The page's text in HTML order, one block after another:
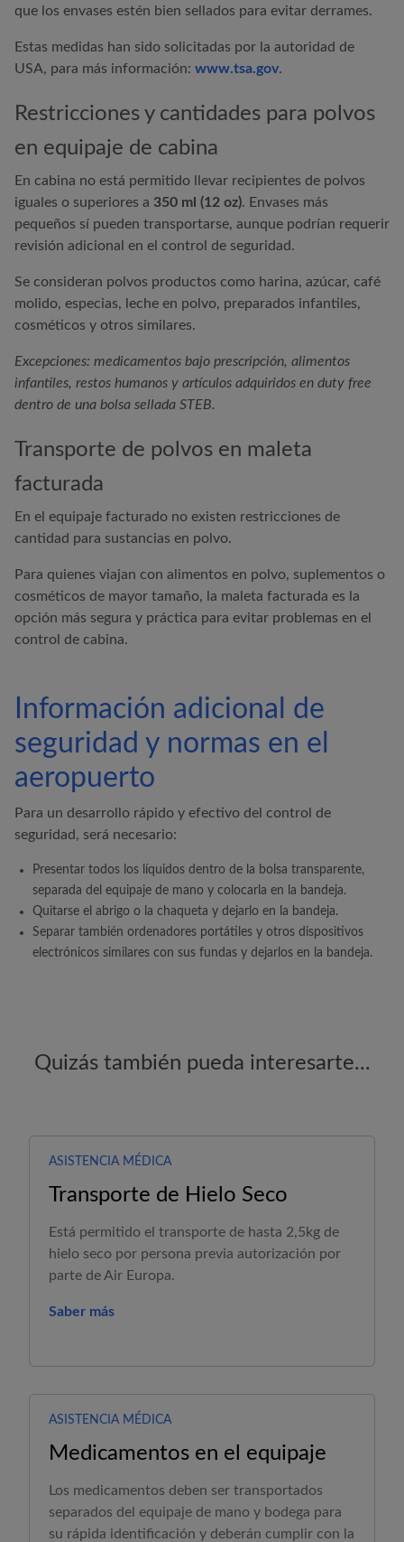
que los envases estén bien sellados para evitar derrames.
Estas medidas han sido solicitadas por la autoridad de
USA, para más información: www.tsa.gov.
Restricciones y cantidades para polvos
en equipaje de cabina
En cabina no está permitido llevar recipientes de polvos
iguales o superiores a 350 ml (12 oz). Envases más
pequeños sí pueden transportarse, aunque podrían requerir
revisión adicional en el control de seguridad.
Se consideran polvos productos como harina, azúcar, café
molido, especias, leche en polvo, preparados infantiles,
cosméticos y otros similares.
Excepciones: medicamentos bajo prescripción, alimentos
infantiles, restos humanos y artículos adquiridos en duty free
dentro de una bolsa sellada STEB.
Transporte de polvos en maleta
facturada
En el equipaje facturado no existen restricciones de
cantidad para sustancias en polvo.
Para quienes viajan con alimentos en polvo, suplementos o
cosméticos de mayor tamaño, la maleta facturada es la
opción más segura y práctica para evitar problemas en el
control de cabina.
Información adicional de
seguridad y normas en el
aeropuerto
Para un desarrollo rápido y efectivo del control de
seguridad, será necesario:
Presentar todos los líquidos dentro de la bolsa transparente,
separada del equipaje de mano y colocarla en la bandeja.
Quitarse el abrigo o la chaqueta y dejarlo en la bandeja.
Separar también ordenadores portátiles y otros dispositivos
electrónicos similares con sus fundas y dejarlos en la bandeja.
Quizás también pueda interesarte...
ASISTENCIA MÉDICA
Transporte de Hielo Seco
Está permitido el transporte de hasta 2,5kg de
hielo seco por persona previa autorización por
parte deAir Europa.
Saber más
ASISTENCIA MÉDICA
Medicamentos en el equipaje
Los medicamentos deben ser transportados
separados del equipaje de mano y bodega para
su rápida identificación y deberán cumplir con la